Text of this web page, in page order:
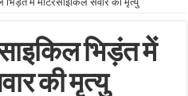
भिड़ंत में
की मृत्यु